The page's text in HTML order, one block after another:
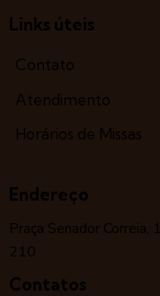
Links úteis
Contato
Atendimento
Horários de Missas
Endereço
Praça Senador
210
Contatos